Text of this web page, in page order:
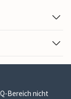
Bereich nicht